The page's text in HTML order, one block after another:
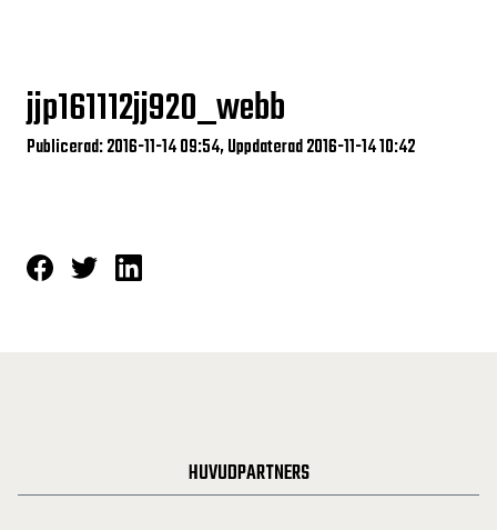
jjp161112jj920_webb
Publicerad: 2016-11-14 09:54, Uppdaterad 2016-11-14 10:42
HUVUDPARTNERS